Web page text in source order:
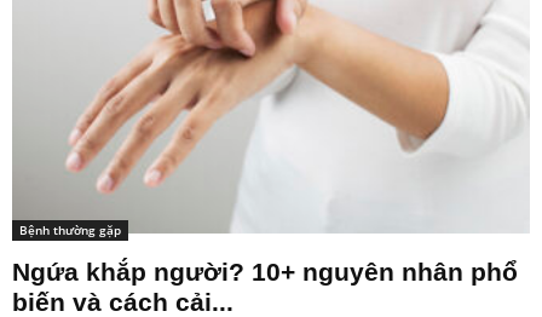
Bệnh thường gặp
Ngứa khắp người? 10+ nguyên nhân phổ
biến và cách cải...